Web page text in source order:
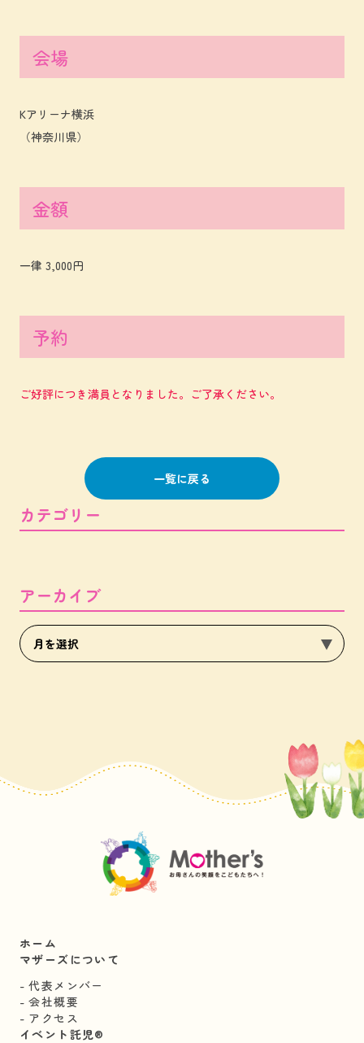
会場
Kアリーナ横浜
（神奈川県）
金額
一律 3,000円
予約
ご好評につき満員となりました。ご了承ください。
一覧に戻る
カテゴリー
アーカイブ
ホーム
マザーズについて
代表メンバー
会社概要
アクセス
イベント託児®︎